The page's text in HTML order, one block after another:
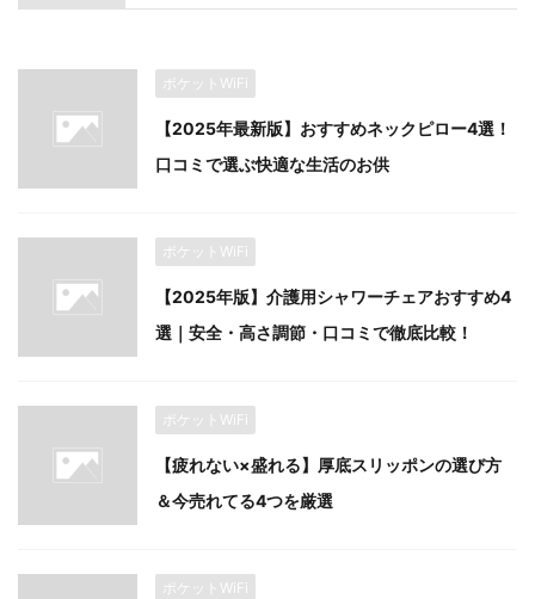
ポケットWiFi
【2025年最新版】おすすめネックピロー4選！
口コミで選ぶ快適な生活のお供
ポケットWiFi
【2025年版】介護用シャワーチェアおすすめ4
選｜安全・高さ調節・口コミで徹底比較！
ポケットWiFi
【疲れない×盛れる】厚底スリッポンの選び方
＆今売れてる4つを厳選
ポケットWiFi